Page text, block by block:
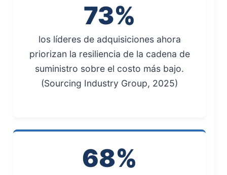
73%
los líderes de adquisiciones ahora
priorizan la resiliencia de la cadena de
suministro sobre el costo más bajo.
(Sourcing Industry Group, 2025)
68%